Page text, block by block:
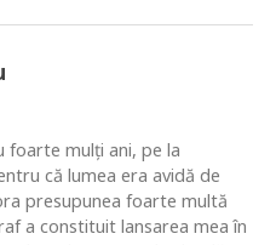
foarte mulţi ani, pe la
că lumea era avidă de
presupunea foarte multă
a constituit lansarea mea în